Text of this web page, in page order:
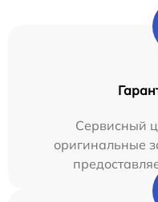
Сервисный
оригинальные